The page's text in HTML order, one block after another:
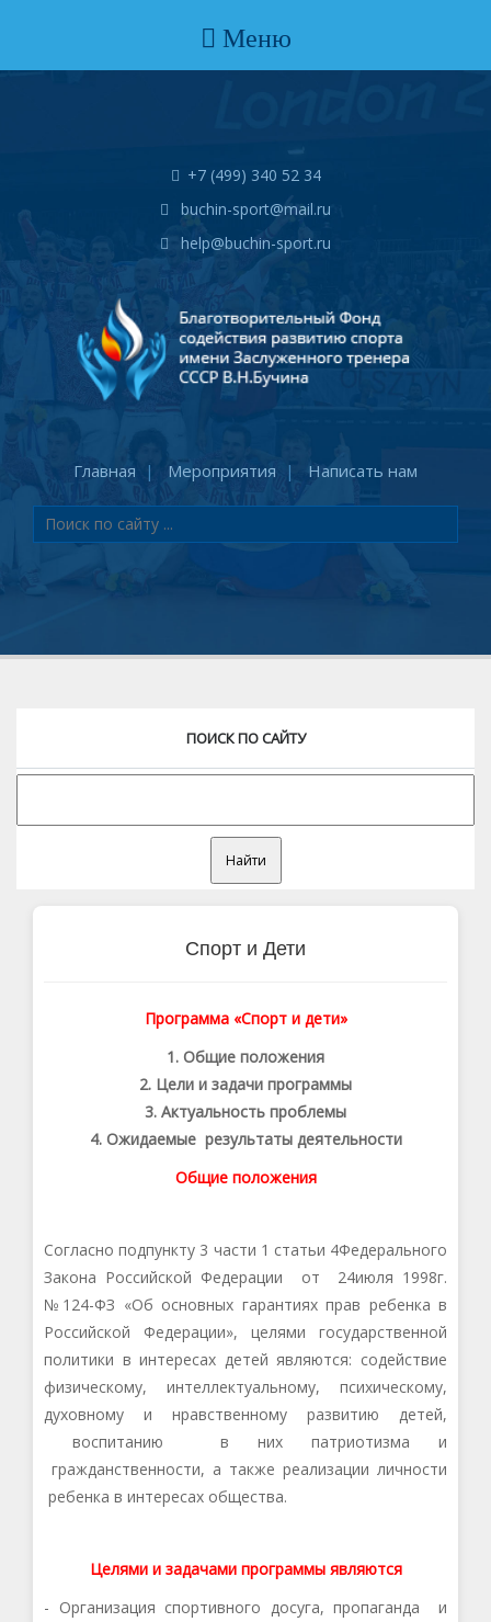
Меню
+7 (499) 340 52 34
buchin-sport@mail.ru
help@buchin-sport.ru
Главная Мероприятия Написать нам
ПОИСК ПО САЙТУ
Спорт и Дети
Программа «Спорт и дети»
1. Общие положения
2. Цели и задачи программы
3. Актуальность проблемы
4. Ожидаемые результаты деятельности
Общие положения
Согласно подпункту 3 части 1 статьи 4Федерального
Закона Российской Федерации от 24июля 1998г.
№1 24-ФЗ «Об основных гарантиях прав ребенка в
Российской Федерации», целями государственной
политики в интересах детей являются: содействие
физическому, интеллектуальному, психическому,
духовному и нравственному развитию детей,
воспитанию в них патриотизма и
гражданственности, а также реализации личности
ребенка в интересах общества.
Целями и задачами программы являются
- Организация спортивного досуга, пропаганда и